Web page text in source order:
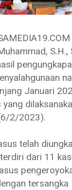
S.H.,
Januari
yang
2/2023).
telah
dari 11